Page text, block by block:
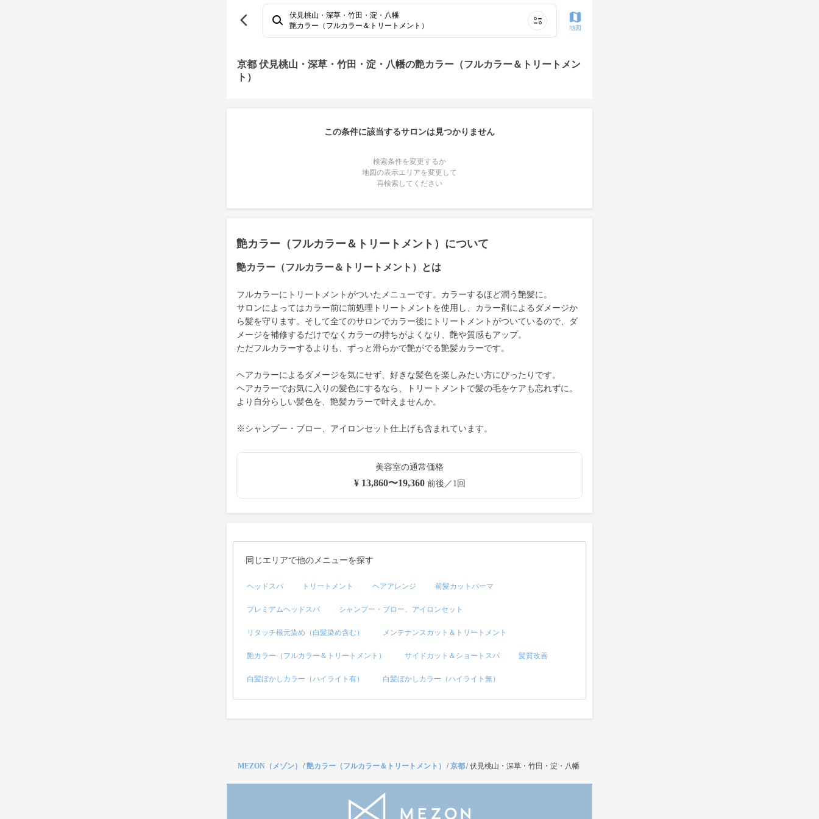
伏見桃山・深草・竹田・淀・八幡
艶カラー（フルカラー＆トリートメント）
地図
京都 伏見桃山・深草・竹田・淀・八幡の艶カラー（フルカラー＆トリートメン
ト）
この条件に該当するサロンは見つかりません
検索条件を変更するか
地図の表示エリアを変更して
再検索してください
艶カラー（フルカラー＆トリートメント）について
艶カラー（フルカラー＆トリートメント）とは
フルカラーにトリートメントがついたメニューです。カラーするほど潤う艶髪に。
サロンによってはカラー前に前処理トリートメントを使用し、カラー剤によるダメージか
ら髪を守ります。そして全てのサロンでカラー後にトリートメントがついているので、ダ
メージを補修するだけでなくカラーの持ちがよくなり、艶や質感もアップ。
ただフルカラーするよりも、ずっと滑らかで艶がでる艶髪カラーです。
ヘアカラーによるダメージを気にせず、好きな髪色を楽しみたい方にぴったりです。
ヘアカラーでお気に入りの髪色にするなら、トリートメントで髪の毛をケアも忘れずに。
より自分らしい髪色を、艶髪カラーで叶えませんか。
※シャンプー・ブロー、アイロンセット仕上げも含まれています。
美容室の通常価格
¥ 13,860〜19,360前後／1回
同じエリアで他のメニューを探す
ヘッドスパ トリートメント ヘアアレンジ 前髪カットパーマ
プレミアムヘッドスパ シャンプー・ブロー、アイロンセット
リタッチ根元染め（白髪染め含む） メンテナンスカット＆トリートメント
艶カラー（フルカラー＆トリートメント） サイドカット＆ショートスパ 髪質改善
白髪ぼかしカラー（ハイライト有） 白髪ぼかしカラー（ハイライト無）
MEZON（メゾン） /艶カラー（フルカラー＆トリートメント） /京都/伏見桃山・深草・竹田・淀・八幡